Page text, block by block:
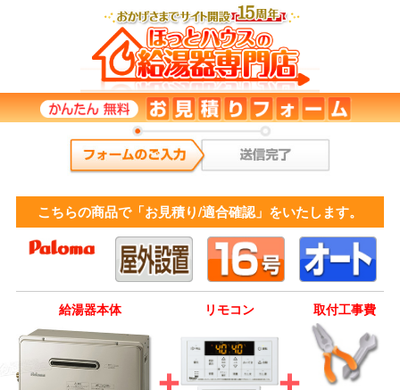
こちらの商品で「お見積り/適合確認」をいたします。
給湯器本体 リモコン 取付工事費